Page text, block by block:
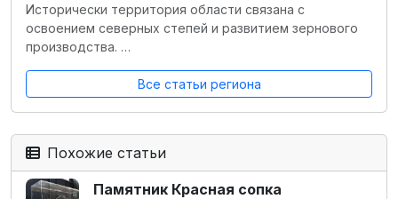
Исторически территория области связана с
освоением северных степей и развитием зернового
производства. …
Все статьи региона
Похожие статьи
Памятник Красная сопка